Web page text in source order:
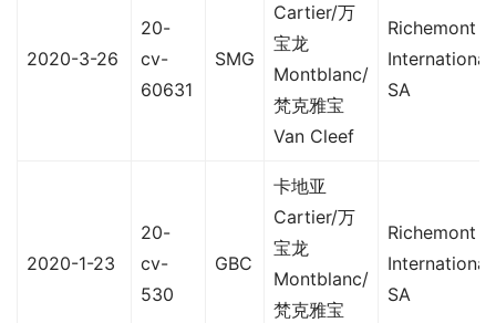
2020-3-26
20-
cv-
60631
SMG
Cartier/万
宝龙
Montblanc/
梵克雅宝
Van Cleef
Richemont
International
SA
2020-1-23
20-
cv-
530
GBC
卡地亚
Cartier/万
宝龙
Montblanc/
梵克雅宝
Richemont
International
SA